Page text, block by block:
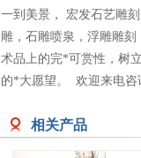
一到美景， 宏发石艺雕
雕，石雕喷泉，浮雕雕
术品上的完*可赏性，树
的*大愿望。 欢迎来电咨
相关产品